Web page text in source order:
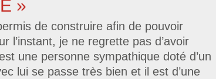
»
de construire afin de pouvoir
l’instant, je ne regrette pas d’avoir
une personne sympathique doté d’un
lui se passe très bien et il est d’une